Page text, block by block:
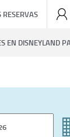
RESERVAS
EN DISNEYLAND